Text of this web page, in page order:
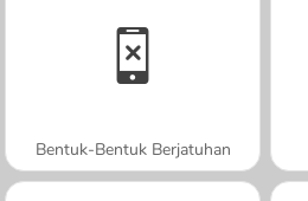
Bentuk-Bentuk Berjatuhan